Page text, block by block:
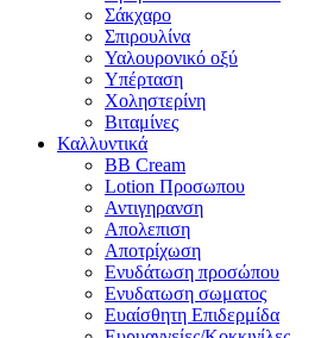
Σάκχαρο
Σπιρουλίνα
Υαλουρονικό οξύ
Υπέρταση
Χοληστερίνη
Βιταμίνες
Καλλυντικά
BB Cream
Lotion Προσωπου
Αντιγηρανση
Απολεπιση
Αποτρίχωση
Ενυδάτωση προσώπου
Ενυδατωση σωματος
Ευαίσθητη Επιδερμίδα